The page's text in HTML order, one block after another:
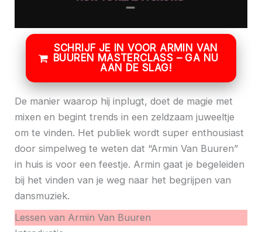
SCHRIJF JE IN VOOR ARMIN VAN
BUUREN MASTERCLASS – GA NU
AAN DE SLAG!
De manier waarop hij inplugt, doet de magie met
mixen en begint trends in een zeldzaam juweeltje
om te vinden. Het publiek wordt super enthousiast
door simpelweg te weten dat “Armin Van Buuren”
in huis is voor een feestje. Armin gaat je begeleiden
bij het vinden van je weg naar het begrijpen van
dansmuziek.
Lessen van Armin Van Buuren